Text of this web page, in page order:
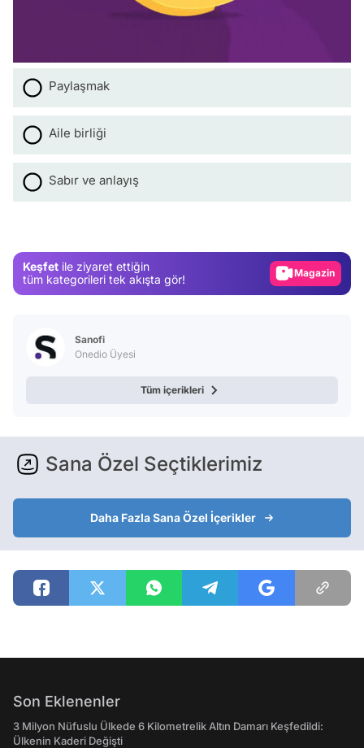
Paylaşmak
Aile birliği
Sabır ve anlayış
Keşfet ile ziyaret ettiğin
tüm kategorileri tek akışta gör!
Magazin
Video
Sanofi
Onedio Üyesi
Tüm içerikleri
Sana Özel Seçtiklerimiz
Daha Fazla Sana Özel İçerikler
Son Eklenenler
3 Milyon Nüfuslu Ülkede 6 Kilometrelik Altın Damarı Keşfedildi:
Ülkenin Kaderi Değişti